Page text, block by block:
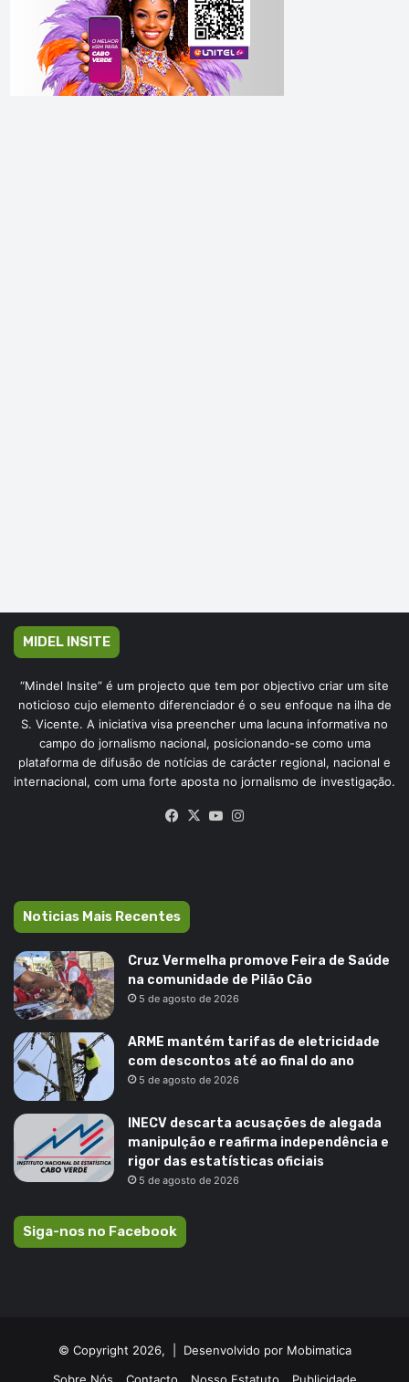
MIDEL INSITE
“Mindel Insite” é um projecto que tem por objectivo criar um site
noticioso cujo elemento diferenciador é o seu enfoque na ilha de
S. Vicente. A iniciativa visa preencher uma lacuna informativa no
campo do jornalismo nacional, posicionando-se como uma
plataforma de difusão de notícias de carácter regional, nacional e
internacional, com uma forte aposta no jornalismo de investigação.
Facebook
X YouTube
Noticias Mais Recentes
Cruz Vermelha promove Feira de Saúde
na comunidade de Pilão Cão
5 de agosto de 2026
ARME mantém tarifas de eletricidade
com descontos até ao final do ano
5 de agosto de 2026
INECV descarta acusações de alegada
manipulção e reafirma independência e
rigor das estatísticas oficiais
5 de agosto de 2026
Siga-nos no Facebook
© Copyright 2026, | Desenvolvido por Mobimatica